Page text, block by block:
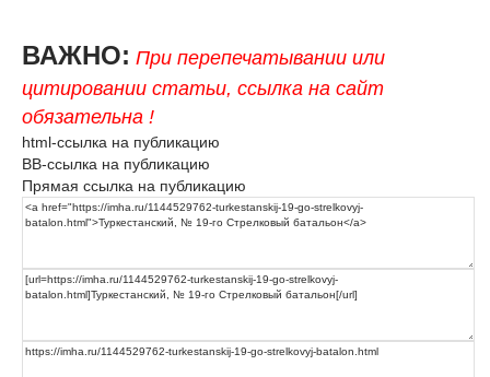
ВАЖНО: При перепечатывании или
цитировании статьи, ссылка на сайт
обязательна !
html-ссылка на публикацию
BB-ссылка на публикацию
Прямая ссылка на публикацию